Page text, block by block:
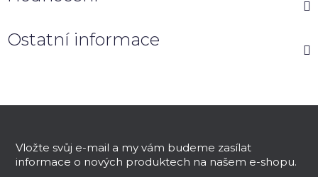
Ostatní informace
Vložte svůj e-mail a my vám budeme zasílat
informace o nových produktech na našem e-shopu.